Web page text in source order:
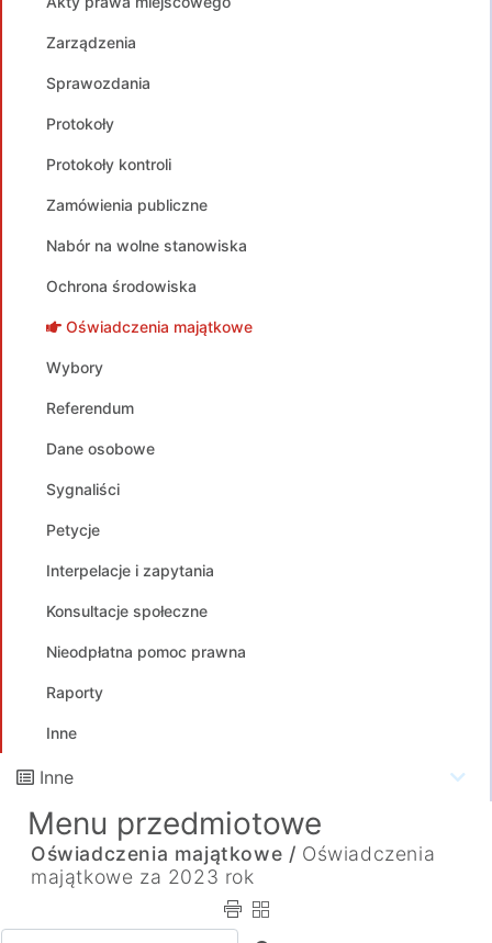
Zarządzenia
Sprawozdania
Protokoły
Protokoły kontroli
Zamówienia publiczne
Nabór na wolne stanowiska
Ochrona środowiska
Oświadczenia majątkowe
Wybory
Referendum
Dane osobowe
Sygnaliści
Petycje
Interpelacje i zapytania
Konsultacje społeczne
Nieodpłatna pomoc prawna
Raporty
Inne
Inne
Menu przedmiotowe
Oświadczenia majątkowe / Oświadczenia
majątkowe za 2023 rok